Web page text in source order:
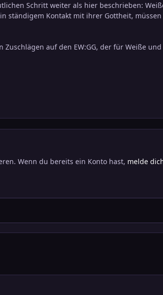
Schritt weiter als hier beschrieben:
in ständigem Kontakt mit ihrer Gottheit,
auf den EW:GG, der für Weiße
Wenn du bereits ein Konto hast, melde